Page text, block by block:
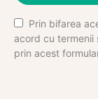
Prin bifarea
acord cu termenii
prin acest